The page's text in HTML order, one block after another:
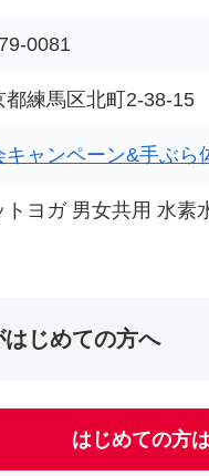
0081
都練馬区北町2-38-
キャンペーン&手ぶら
トヨガ 男女共用 水素
じめての方へ
はじめての方